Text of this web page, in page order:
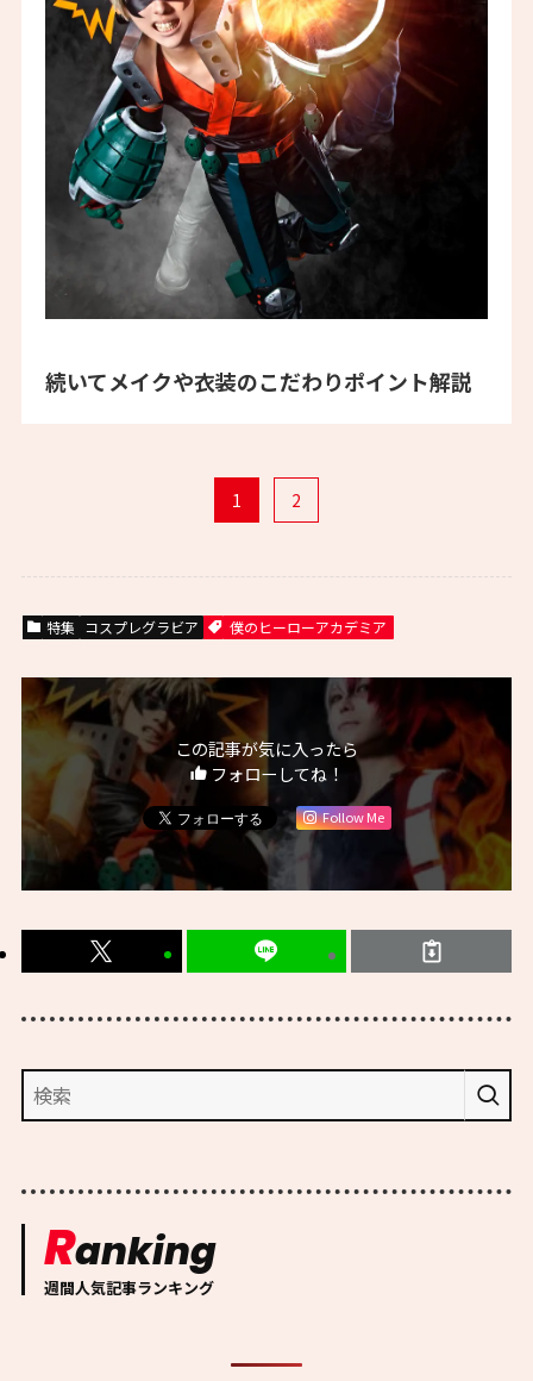
続いてメイクや衣装のこだわりポイント解説
1 2
特集 コスプレグラビア 僕のヒーローアカデミア
この記事が気に入ったら
フォローしてね！
Follow Me
Ranking
週間人気記事ランキング